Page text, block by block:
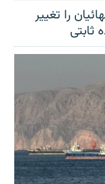
را تغییر
ثابتی